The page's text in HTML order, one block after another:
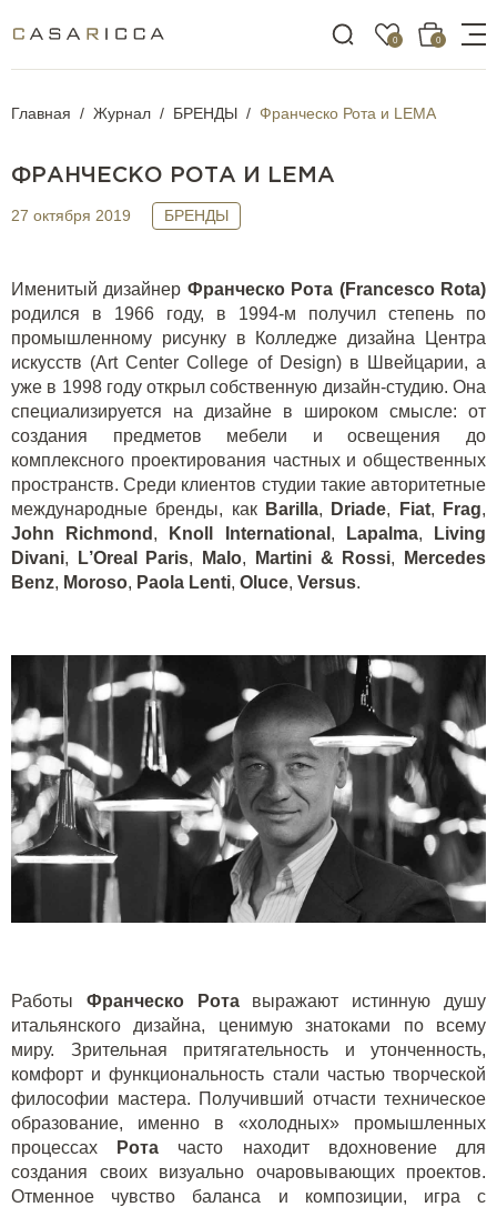
0 0
Главная Журнал БРЕНДЫ Франческо Рота и LEMA
ФРАНЧЕСКО РОТА И LEMA
27 октября 2019 БРЕНДЫ
Именитый дизайнер Франческо Рота (Francesco Rota)
родился в 1966 году, в 1994-м получил степень по
промышленному рисунку в Колледже дизайна Центра
искусств (Art Center College of Design) в Швейцарии, а
уже в 1998 году открыл собственную дизайн-студию. Она
специализируется на дизайне в широком смысле: от
создания предметов мебели и освещения до
комплексного проектирования частных и общественных
пространств. Среди клиентов студии такие авторитетные
международные бренды, как Barilla, Driade, Fiat, Frag,
John
Richmond , Knoll International , Lapalma,
Living
Divani, L’Oreal Paris, Malo, Martini& Rossi,
Mercedes
Benz, Moroso, Paola Lenti, Oluce, Versus.
Работы Франческо Ротавыражают истинную душу
итальянского дизайна, ценимую знатоками по всему
миру. Зрительная притягательность и утонченность,
комфорт и функциональность стали частью творческой
философии мастера. Получивший отчасти техническое
образование, именно в «холодных» промышленных
процессах
Рота часто находит вдохновение для
создания своих визуально очаровывающих проектов.
Отменное чувство баланса и композиции, игра с